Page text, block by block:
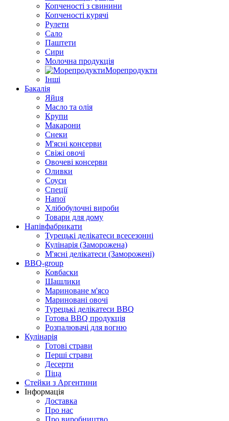
Копченості з свинини
Копченості курячі
Рулети
Сало
Паштети
Сири
Молочна продукція
Морепродукти
Інші
Бакалія
Яйця
Масло та олія
Крупи
Макарони
Снеки
М'ясні консерви
Свіжі овочі
Овочеві консерви
Оливки
Соуси
Спеції
Напої
Хлібобулочні вироби
Товари для дому
Напівфабрикати
Турецькі делікатеси всесезонні
Кулінарія (Заморожена)
М'ясні делікатеси (Заморожені)
BBQ-group
Ковбаски
Шашлики
Мариноване м'ясо
Мариновані овочі
Турецькі делікатеси BBQ
Готова BBQ продукція
Розпалювачі для вогню
Кулінарія
Готові страви
Перші страви
Десерти
Піца
Стейки з Аргентини
Інформація
Доставка
Про нас
Про виробництво